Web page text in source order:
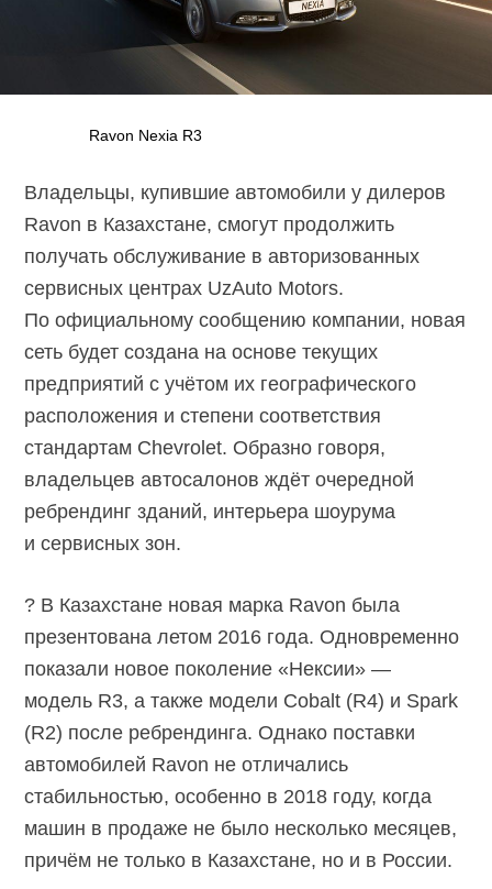
Ravon Nexia R3
Владельцы, купившие автомобили у дилеров
Ravon в Казахстане, смогут продолжить
получать обслуживание в авторизованных
сервисных центрах UzAuto Motors.
По официальному сообщению компании, новая
сеть будет создана на основе текущих
предприятий с учётом их географического
расположения и степени соответствия
стандартам Chevrolet. Образно говоря,
владельцев автосалонов ждёт очередной
ребрендинг зданий, интерьера шоурума
и сервисных зон.
? В Казахстане новая марка Ravon была
презентована летом 2016 года. Одновременно
показали новое поколение «Нексии» —
модель R3, а также модели Cobalt (R4) и Spark
(R2) после ребрендинга. Однако поставки
автомобилей Ravon не отличались
стабильностью, особенно в 2018 году, когда
машин в продаже не было несколько месяцев,
причём не только в Казахстане, но и в России.